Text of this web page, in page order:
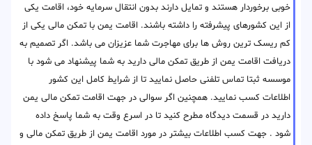
خوبی برخوردار هستند و تمایل دارند بدون انتقال سرمایه خود، اقامت یکی
از این کشورهای پیشرفته را داشته باشند. اقامت یمن با تمکن مالی یکی از
کم ریسک ترین روش ها برای مهاجرت شما عزیزان می باشد. اگر تصمیم به
دریافت اقامت یمن از طریق تمکن مالی دارید به شما پیشنهاد می شود با
موسسه ثبتا تماس تلفنی حاصل نمایید تا از شرایط کامل این کشور
اطلاعات کسب نمایید. همچنین اگر سوالی در جهت اقامت تمکن مالی یمن
دارید در قسمت دیدگاه مطرح کنید تا در اسرع وقت به شما پاسخ داده
شود . جهت کسب اطلاعات بیشتر در مورد اقامت یمن از طریق تمکن مالی و